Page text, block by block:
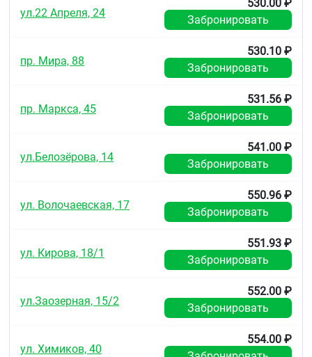
ул.22 Апреля, 24
530.00 ₽
Забронировать
пр. Мира, 88
530.10 ₽
Забронировать
пр. Маркса, 45
531.56 ₽
Забронировать
ул.Белозёрова, 14
541.00 ₽
Забронировать
ул. Волочаевская, 17
550.96 ₽
Забронировать
ул. Кирова, 18/1
551.93 ₽
Забронировать
ул.Заозерная, 15/2
552.00 ₽
Забронировать
ул. Химиков, 40
554.00 ₽